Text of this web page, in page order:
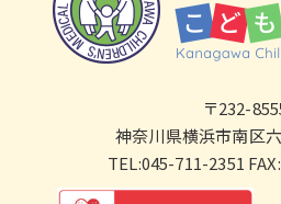
〒232-
神奈川県横浜市南区
TEL:045-711-2351